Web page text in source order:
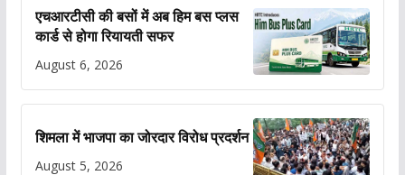
एचआरटीसी की बसों में अब हिम बस प्लस
कार्ड से होगा रियायती सफर
August 6, 2026
शिमला में भाजपा का जोरदार विरोध प्रदर्शन
August 5, 2026